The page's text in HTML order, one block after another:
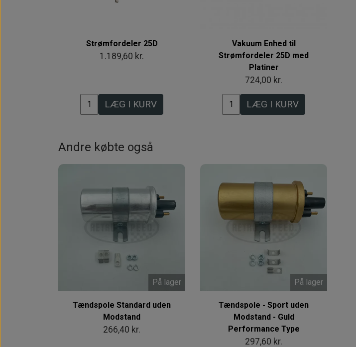
Strømfordeler 25D
1.189,60 kr.
LÆG I KURV
Vakuum Enhed til
Strømfordeler 25D med
Platiner
724,00 kr.
LÆG I KURV
Andre købte også
På lager
Tændspole Standard uden
Modstand
266,40 kr.
På lager
Tændspole - Sport uden
Modstand - Guld
Performance Type
297,60 kr.